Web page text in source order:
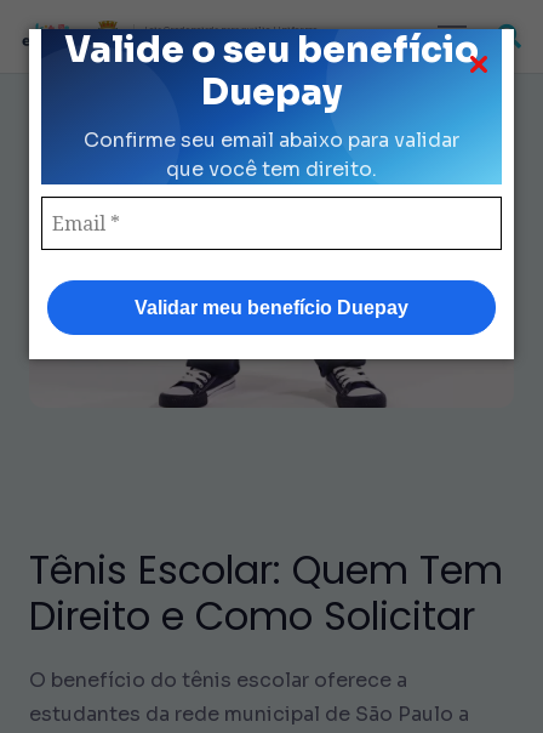
Valide o seu benefício
Duepay
Confirme seu email abaixo para validar
que você tem direito.
Validar meu benefício Duepay
Loja Credenciada para auxilio Uniforme
e Kit Escolar da Prefeitura de São Paulo
Tenis Escolar Prefeitura: Quem
Tem Direito e Como Solicitar
Fácil
Tênis Escolar: Quem Tem
Direito e Como Solicitar
O benefício do tênis escolar oferece a
estudantes da rede municipal de São Paulo a